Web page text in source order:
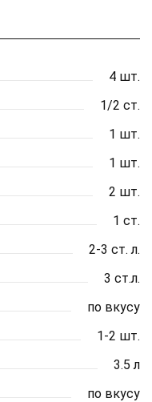
4 шт.
1/2 ст.
1 шт.
1 шт.
2 шт.
1 ст.
2-3 ст. л.
3 ст.л.
по вкусу
1-2 шт.
3.5 л
по вкусу